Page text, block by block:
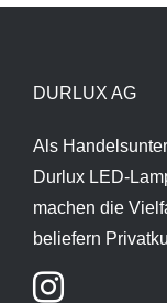
DURLUX AG
Als
Durlux LED-
machen die
beliefern